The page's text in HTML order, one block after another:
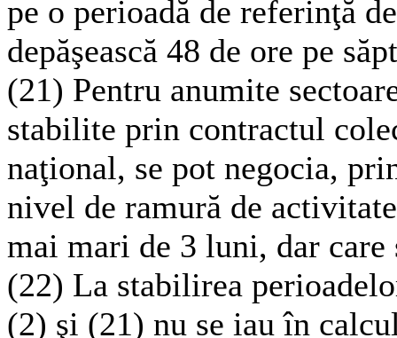
pe o perioadă de referinţă
depăşească 48 de ore pe
(21) Pentru anumite
stabilite prin contractul
naţional, se pot negocia,
nivel de ramură de
mai mari de 3 luni, dar care
(22) La stabilirea
(2) şi (21) nu se iau în